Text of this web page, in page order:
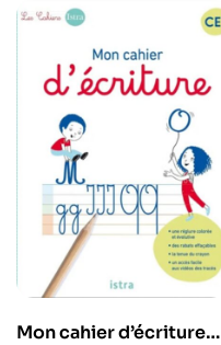
Mon cahier d’écriture